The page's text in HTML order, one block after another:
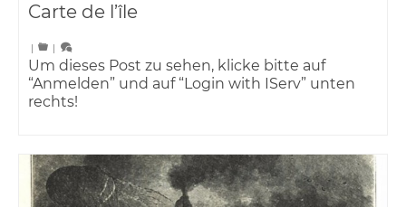
Carte de l’île
| |
Um dieses Post zu sehen, klicke bitte auf
“Anmelden” und auf “Login with IServ” unten
rechts!